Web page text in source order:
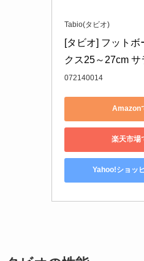
Tabio(タビオ)
[タビオ] フットボ
クス25～27cm サ
072140014
Amazon
楽天市場
Yahoo!ショッ